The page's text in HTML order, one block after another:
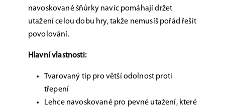
navoskované šňůrky navíc pomáhají držet
utažení celou dobu hry, takže nemusíš pořád řešit
povolování.
Hlavní vlastnosti:
Tvarovaný tip pro větší odolnost proti
třepení
Lehce navoskované pro pevné utažení, které